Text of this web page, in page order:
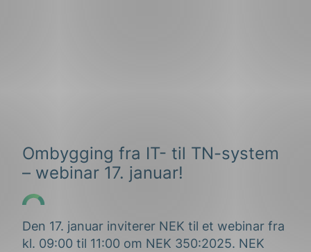
Ombygging fra IT- til TN-system
– webinar 17. januar!
Den 17. januar inviterer NEK til et webinar fra
kl. 09:00 til 11:00 om NEK 350:2025. NEK